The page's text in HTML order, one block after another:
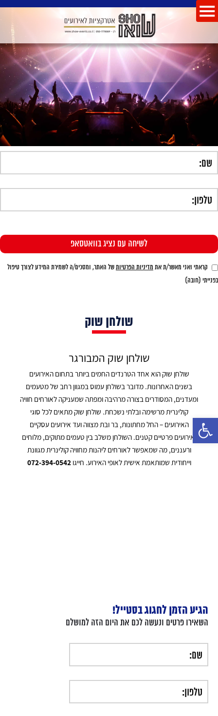
פתח סרגל נגישות
קראתי ואני מאשר/ת את מדיניות הפרטיותשל האתר, ומסכים/ה לשמירת המידע לצורך טיפול
בפנייתי (חובה)
שולחן שוק
שולחן שוק המבורגר
שולחן שוק הוא אחד הטרנדים החמים ביותר בתחום האירועים
בשנים האחרונות. מדובר בשולחן עמוס במגוון רחב של מטעמים
ומעדנים, המסודרים בצורה מרהיבה ומפתה שמעניקה לאורחים חוויה
קולינרית מרשימה ובלתי נשכחת. שולחן שוק מתאים לכל סוגי
האירועים – החל מחתונות, בר ובת מצווה ועד אירועים עסקיים
ואירועים פרטיים קטנים. השולחן משלב בין טעמים מתוקים, מלוחים
ורעננים, מה שמאפשר לאורחים ליהנות מחוויה קולינרית מגוונת
וייחודית שמותאמת אישית לאופי האירוע. חייגו072-394-0542
הגיע הזמן לחגוג בסטייל!
השאירו פרטים ונעשה לכם את היום הזה למושלם